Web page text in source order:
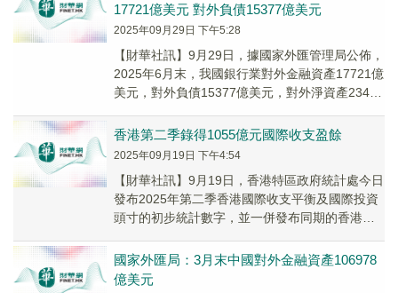
17721億美元 對外負債15377億美元
2025年09月29日 下午5:28
【財華社訊】9月29日，據國家外匯管理局公佈，
2025年6月末，我國銀行業對外金融資產17721億
美元，對外負債15377億美元，對外淨資產2344
香港第二季錄得1055億元國際收支盈餘
2025年09月19日 下午4:54
【財華社訊】9月19日，香港特區政府統計處今日
發布2025年第二季香港國際收支平衡及國際投資
頭寸的初步統計數字，並一併發布同期的香港對
國家外匯局：3月末中國對外金融資產106978
億美元